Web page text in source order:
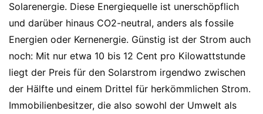
Solarenergie. Diese Energiequelle ist unerschöpflich
und darüber hinaus CO2-neutral, anders als fossile
Energien oder Kernenergie. Günstig ist der Strom auch
noch: Mit nur etwa 10 bis 12 Cent pro Kilowattstunde
liegt der Preis für den Solarstrom irgendwo zwischen
der Hälfte und einem Drittel für herkömmlichen Strom.
Immobilienbesitzer, die also sowohl der Umwelt als